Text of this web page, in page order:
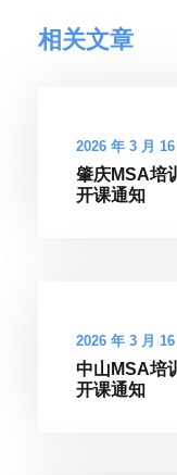
相关文章
2026 年 3 月 16
肇庆MSA培
开课通知
2026 年 3 月 16
中山MSA培
开课通知